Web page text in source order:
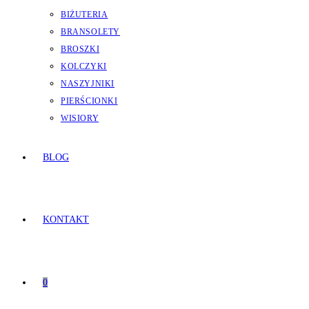
BIŻUTERIA
BRANSOLETY
BROSZKI
KOLCZYKI
NASZYJNIKI
PIERŚCIONKI
WISIORY
BLOG
KONTAKT
0